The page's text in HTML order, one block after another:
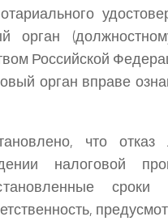
орган
Российской
орган вправе
что отказ
налоговой
сроки